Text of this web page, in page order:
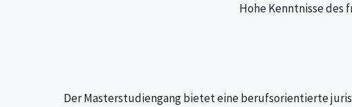
Hohe Kenntnisse des
Der Masterstudiengang bietet eine berufsorientierte